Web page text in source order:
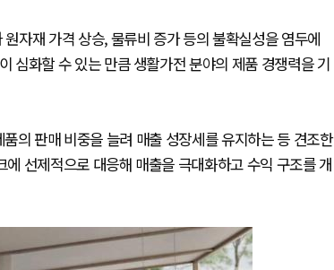
자재 가격 상승, 물류비 증가 등의 불확실성을 염두에
심화할 수 있는 만큼 생활가전 분야의 제품 경쟁력을 기
의 판매 비중을 늘려 매출 성장세를 유지하는 등 견조한
선제적으로 대응해 매출을 극대화하고 수익 구조를 개